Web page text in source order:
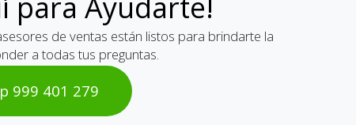
de ventas están listos para brindarte la
a todas tus preguntas.
999 401 2​​79